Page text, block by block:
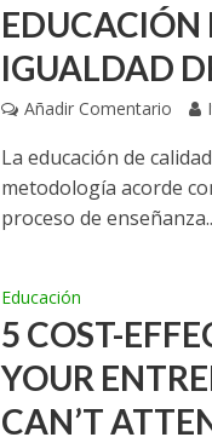
EDUCACIÓN
IGUALDAD
Añadir Comentario
La educación de
metodología acorde
proceso de
Educación
5 COST-
YOUR
CAN’T